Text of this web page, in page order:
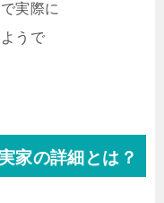
実際に
うで
家の詳細とは？